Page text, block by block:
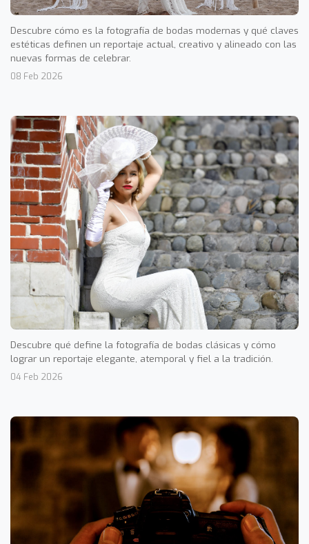
Descubre cómo es la fotografía de bodas modernas y qué claves
estéticas definen un reportaje actual, creativo y alineado con las
nuevas formas de celebrar.
08 Feb 2026
Descubre qué define la fotografía de bodas clásicas y cómo
lograr un reportaje elegante, atemporal y fiel a la tradición.
04 Feb 2026